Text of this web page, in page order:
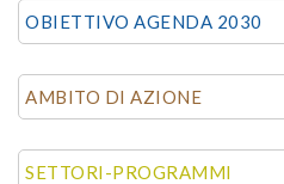
OBIETTIVO AGENDA 2030
AMBITO DI AZIONE
SETTORI-PROGRAMMI